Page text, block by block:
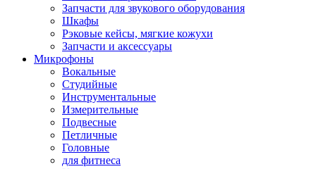
Запчасти для звукового оборудования
Шкафы
Рэковые кейсы, мягкие кожухи
Запчасти и аксессуары
Микрофоны
Вокальные
Студийные
Инструментальные
Измерительные
Подвесные
Петличные
Головные
для фитнеса